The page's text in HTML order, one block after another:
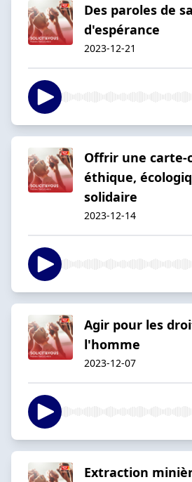
Des paroles de
d'espérance
2023-12-21
Offrir une carte-
éthique,
solidaire
2023-12-14
Agir pour les
l'homme
2023-12-07
Extraction